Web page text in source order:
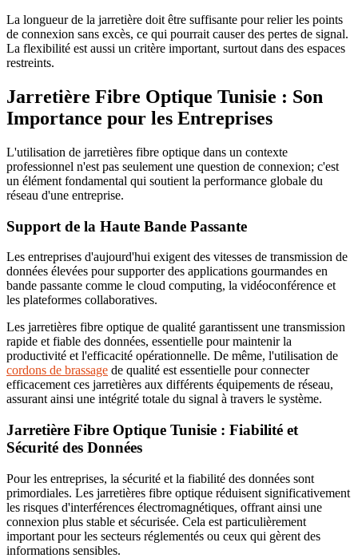
La longueur de la jarretière doit être suffisante pour relier les points
de connexion sans excès, ce qui pourrait causer des pertes de signal.
La flexibilité est aussi un critère important, surtout dans des espaces
restreints.
Jarretière Fibre Optique Tunisie : Son
Importance pour les Entreprises
L'utilisation de jarretières fibre optique dans un contexte
professionnel n'est pas seulement une question de connexion; c'est
un élément fondamental qui soutient la performance globale du
réseau d'une entreprise.
Support de la Haute Bande Passante
Les entreprises d'aujourd'hui exigent des vitesses de transmission de
données élevées pour supporter des applications gourmandes en
bande passante comme le cloud computing, la vidéoconférence et
les plateformes collaboratives.
Les jarretières fibre optique de qualité garantissent une transmission
rapide et fiable des données, essentielle pour maintenir la
productivité et l'efficacité opérationnelle. De même, l'utilisation de
cordons de brassage de qualité est essentielle pour connecter
efficacement ces jarretières aux différents équipements de réseau,
assurant ainsi une intégrité totale du signal à travers le système.
Jarretière Fibre Optique Tunisie : Fiabilité et
Sécurité des Données
Pour les entreprises, la sécurité et la fiabilité des données sont
primordiales. Les jarretières fibre optique réduisent significativement
les risques d'interférences électromagnétiques, offrant ainsi une
connexion plus stable et sécurisée. Cela est particulièrement
important pour les secteurs réglementés ou ceux qui gèrent des
informations sensibles.